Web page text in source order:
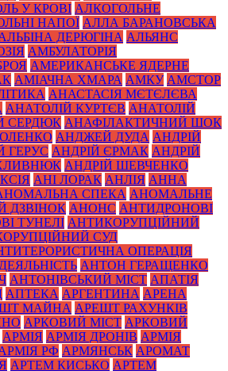
У КРОВІ АЛКОГОЛЬНЕ
НАПОЇ АЛЛА БАРАНОВСЬКА
ДЕРЮГІНА АЛЬЯНС
АМБУЛАТОРІЯ
АМЕРИКАНСЬКЕ ЯДЕРНЕ
АМІАЧНА ХМАРА АМКУ АМСТОР
АНАСТАСІЯ МЄТЄЛЄВА
АНАТОЛІЙ КУРТЄВ АНАТОЛІЙ
СЕРДЮК АНАФІЛАКТИЧНИЙ ШОК
АНДЖЕЙ ДУДА АНДРІЙ
ГЕРУС АНДРІЙ ЄРМАК АНДРІЙ
АНДРІЙ ШЕВЧЕНКО
АНІ ЛОРАК АНЛІЯ АННА
СПЕКА АНОМАЛЬНЕ
ДЗВІНОК АНОНС АНТИДРОНОВІ
ТУНЕЛІ АНТИКОРУПЦІЙНИЙ
СУД
ОПЕРАЦІЯ
АНТОН ГЕРАЩЕНКО
АНТОНІВСЬКИЙ МІСТ АПАТІЯ
АПТЕКА АРГЕНТИНА АРЕНА
МАЙНА АРЕШТ РАХУНКІВ
АРКОВИЙ МІСТ АРКОВИЙ
АРМІЯ АРМІЯ ДРОНІВ АРМІЯ
РФ АРМЯНСЬК АРОМАТ
АРТЕМ КИСЬКО АРТЕМ